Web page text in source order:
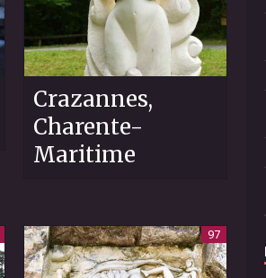
Crazannes,
Charente-
Maritime
97